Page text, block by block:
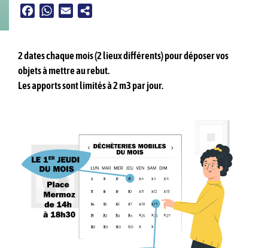
FacebookWhatsApp
Email
2 dates chaque mois (2 lieux différents) pour déposer vos
objets à mettre au rebut.
Les apports sont limités à 2 m3 par jour.